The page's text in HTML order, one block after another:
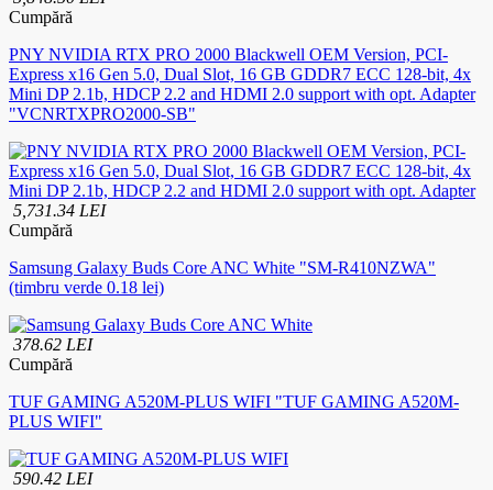
Cumpără
PNY NVIDIA RTX PRO 2000 Blackwell OEM Version, PCI-
Express x16 Gen 5.0, Dual Slot, 16 GB GDDR7 ECC 128-bit, 4x
Mini DP 2.1b, HDCP 2.2 and HDMI 2.0 support with opt. Adapter
"VCNRTXPRO2000-SB"
5,731.34 LEI
Cumpără
Samsung Galaxy Buds Core ANC White "SM-R410NZWA"
(timbru verde 0.18 lei)
378.62 LEI
Cumpără
TUF GAMING A520M-PLUS WIFI "TUF GAMING A520M-
PLUS WIFI"
590.42 LEI